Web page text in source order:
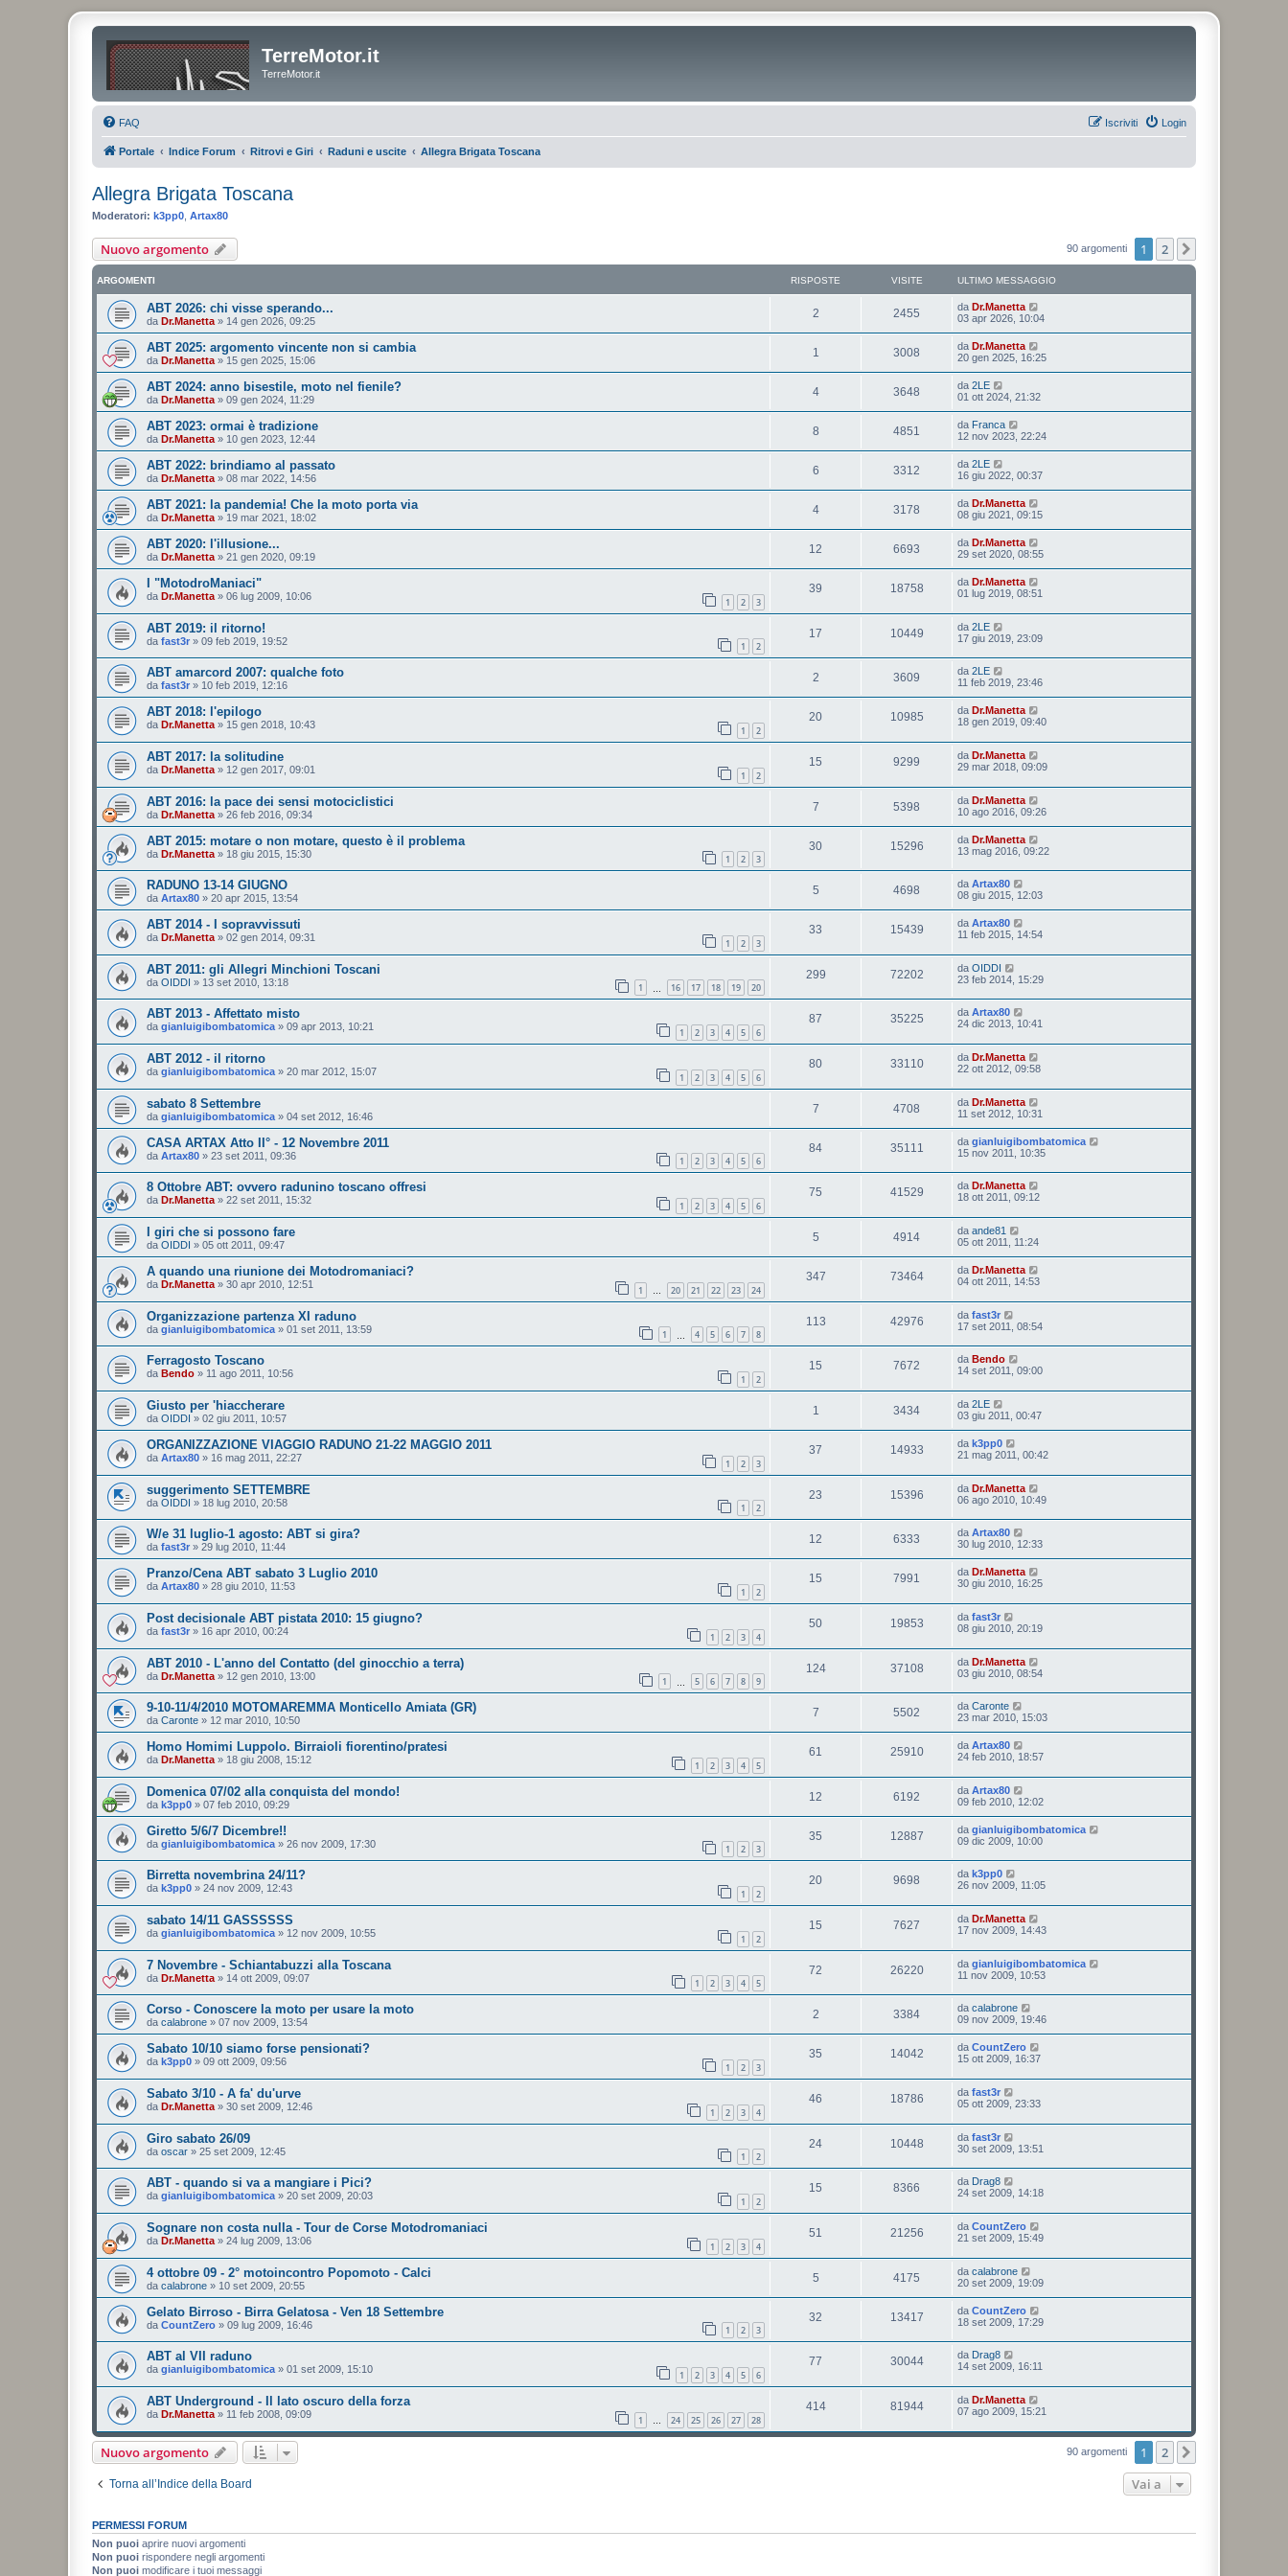
TerreMotor.it
TerreMotor.it
FAQ Login
Iscriviti
Portale Indice Forum Ritrovi e Giri Raduni e uscite Allegra Brigata Toscana
Allegra Brigata Toscana
Moderatori: k3pp0 Artax80
Nuovo argomento 90 argomenti 1 2
ARGOMENTI RISPOSTE VISITE ULTIMO MESSAGGIO
ABT 2026: chi visse sperando...
da Dr.Manetta » 14 gen 2026, 09:25
2 2455 da Dr.Manetta
03 apr 2026, 10:04
ABT 2025: argomento vincente non si cambia
da Dr.Manetta » 15 gen 2025, 15:06
1 3008 da Dr.Manetta
20 gen 2025, 16:25
ABT 2024: anno bisestile, moto nel fienile?
da Dr.Manetta » 09 gen 2024, 11:29
4 3648 da 2LE
01 ott 2024, 21:32
ABT 2023: ormai è tradizione
da Dr.Manetta » 10 gen 2023, 12:44
8 4851 da Franca
12 nov 2023, 22:24
ABT 2022: brindiamo al passato
da Dr.Manetta » 08 mar 2022, 14:56
6 3312 da 2LE
16 giu 2022, 00:37
ABT 2021: la pandemia! Che la moto porta via
da Dr.Manetta » 19 mar 2021, 18:02
4 3178 da Dr.Manetta
08 giu 2021, 09:15
ABT 2020: l'illusione...
da Dr.Manetta » 21 gen 2020, 09:19
12 6693 da Dr.Manetta
29 set 2020, 08:55
I "MotodroManiaci"
da Dr.Manetta » 06 lug 2009, 10:06 1 2 3
39 18758 da Dr.Manetta
01 lug 2019, 08:51
ABT 2019: il ritorno!
da fast3r » 09 feb 2019, 19:52 1 2
17 10449 da 2LE
17 giu 2019, 23:09
ABT amarcord 2007: qualche foto
da fast3r » 10 feb 2019, 12:16
2 3609 da 2LE
11 feb 2019, 23:46
ABT 2018: l'epilogo
da Dr.Manetta » 15 gen 2018, 10:43 1 2
20 10985 da Dr.Manetta
18 gen 2019, 09:40
ABT 2017: la solitudine
da Dr.Manetta » 12 gen 2017, 09:01 1 2
15 9299 da Dr.Manetta
29 mar 2018, 09:09
ABT 2016: la pace dei sensi motociclistici
da Dr.Manetta » 26 feb 2016, 09:34
7 5398 da Dr.Manetta
10 ago 2016, 09:26
ABT 2015: motare o non motare, questo è il problema
da Dr.Manetta » 18 giu 2015, 15:30 1 2 3
30 15296 da Dr.Manetta
13 mag 2016, 09:22
RADUNO 13-14 GIUGNO
da Artax80 » 20 apr 2015, 13:54
5 4698 da Artax80
08 giu 2015, 12:03
ABT 2014 - I sopravvissuti
da Dr.Manetta » 02 gen 2014, 09:31 1 2 3
33 15439 da Artax80
11 feb 2015, 14:54
ABT 2011: gli Allegri Minchioni Toscani
da OIDDI » 13 set 2010, 13:18 1 16 17 18 19 20
299 72202 da OIDDI
23 feb 2014, 15:29
ABT 2013 - Affettato misto
da gianluigibombatomica» 09 apr 2013, 10:21 1 2 3 4 5 6
87 35225 da Artax80
24 dic 2013, 10:41
ABT 2012 - il ritorno
da gianluigibombatomica » 20 mar 2012, 15:07 1 2 3 4 5 6
80 33110 da Dr.Manetta
22 ott 2012, 09:58
sabato 8 Settembre
da gianluigibombatomica » 04 set 2012, 16:46
7 4708 da Dr.Manetta
11 set 2012, 10:31
CASA ARTAX Atto II° - 12 Novembre 2011
da Artax80 » 23 set 2011, 09:36 1 2 3 4 5 6
84 35111 da gianluigibombatomica
15 nov 2011, 10:35
8 Ottobre ABT: ovvero radunino toscano offresi
da Dr.Manetta» 22 set 2011, 15:32 1 2 3 4 5 6
75 41529 da Dr.Manetta
18 ott 2011, 09:12
I giri che si possono fare
da OIDDI » 05 ott 2011, 09:47
5 4914 da ande81
05 ott 2011, 11:24
A quando una riunione dei Motodromaniaci?
da Dr.Manetta » 30 apr 2010, 12:51 1 … 20 21 22 23 24
347 73464 da Dr.Manetta
04 ott 2011, 14:53
Organizzazione partenza XI raduno
da gianluigibombatomica » 01 set 2011, 13:59 1 4 5 6 7 8
113 42976 da fast3r
17 set 2011, 08:54
Ferragosto Toscano
da Bendo » 11 ago 2011, 10:56 1 2
15 7672 da Bendo
14 set 2011, 09:00
Giusto per 'hiaccherare
da OIDDI » 02 giu 2011, 10:57
1 3434 da 2LE
03 giu 2011, 00:47
ORGANIZZAZIONE VIAGGIO RADUNO 21-22 MAGGIO 2011
da Artax80 » 16 mag 2011, 22:27 1 2 3
37 14933 da k3pp0
21 mag 2011, 00:42
suggerimento SETTEMBRE
da OIDDI » 18 lug 2010, 20:58 1 2
23 15396 da Dr.Manetta
06 ago 2010, 10:49
W/e 31 luglio-1 agosto: ABT si gira?
da fast3r » 29 lug 2010, 11:44
12 6333 da Artax80
30 lug 2010, 12:33
Pranzo/Cena ABT sabato 3 Luglio 2010
da Artax80 » 28 giu 2010, 11:53 1 2
15 7991 da Dr.Manetta
30 giu 2010, 16:25
Post decisionale ABT pistata 2010: 15 giugno?
da fast3r » 16 apr 2010, 00:24 1 2 3 4
50 19853 da fast3r
08 giu 2010, 20:19
ABT 2010 - L'anno del Contatto (del ginocchio a terra)
da Dr.Manetta » 12 gen 2010, 13:00 1 5 6 7 8 9
124 37108 da Dr.Manetta
03 giu 2010, 08:54
9-10-11/4/2010 MOTOMAREMMA Monticello Amiata (GR)
da Caronte » 12 mar 2010, 10:50
7 5502 da Caronte
23 mar 2010, 15:03
Homo Homimi Luppolo. Birraioli fiorentino/pratesi
da Dr.Manetta » 18 giu 2008, 15:12 1 2 3 4 5
61 25910 da Artax80
24 feb 2010, 18:57
Domenica 07/02 alla conquista del mondo!
da k3pp0 » 07 feb 2010, 09:29
12 6192 da Artax80
09 feb 2010, 12:02
Giretto 5/6/7 Dicembre!!
da gianluigibombatomica » 26 nov 2009, 17:30 1 2 3
35 12887 da gianluigibombatomica
09 dic 2009, 10:00
Birretta novembrina 24/11?
da k3pp0 » 24 nov 2009, 12:43 1 2
20 9698 da k3pp0
26 nov 2009, 11:05
sabato 14/11 GASSSSSS
da gianluigibombatomica » 12 nov 2009, 10:55 1 2
15 7627 da Dr.Manetta
17 nov 2009, 14:43
7 Novembre - Schiantabuzzi alla Toscana
da Dr.Manetta » 14 ott 2009, 09:07 1 2 3 4 5
72 26220 da gianluigibombatomica
11 nov 2009, 10:53
Corso - Conoscere la moto per usare la moto
da calabrone » 07 nov 2009, 13:54
2 3384 da calabrone
09 nov 2009, 19:46
Sabato 10/10 siamo forse pensionati?
da k3pp0 » 09 ott 2009, 09:56 1 2 3
35 14042 da CountZero
15 ott 2009, 16:37
Sabato 3/10 - A fa' du'urve
da Dr.Manetta » 30 set 2009, 12:46 1 2 3 4
46 18786 da fast3r
05 ott 2009, 23:33
Giro sabato 26/09
da oscar » 25 set 2009, 12:45 1 2
24 10448 da fast3r
30 set 2009, 13:51
ABT - quando si va a mangiare i Pici?
da gianluigibombatomica » 20 set 2009, 20:03 1 2
15 8366 da Drag8
24 set 2009, 14:18
Sognare non costa nulla - Tour de Corse Motodromaniaci
da Dr.Manetta » 24 lug 2009, 13:06 1 2 3 4
51 21256 da CountZero
21 set 2009, 15:49
4 ottobre 09 - 2° motoincontro Popomoto - Calci
da calabrone » 10 set 2009, 20:55
5 4175 da calabrone
20 set 2009, 19:09
Gelato Birroso - Birra Gelatosa - Ven 18 Settembre
da CountZero » 09 lug 2009, 16:46 1 2 3
32 13417 da CountZero
18 set 2009, 17:29
ABT al VII raduno
da gianluigibombatomica » 01 set 2009, 15:10 1 2 3 4 5 6
77 30044 da Drag8
14 set 2009, 16:11
ABT Underground - Il lato oscuro della forza
da Dr.Manetta » 11 feb 2008, 09:09 1 24 25 26 27 28
414 81944 da Dr.Manetta
07 ago 2009, 15:21
Nuovo argomento 90 argomenti 1 2
Torna all’Indice della Board Vai a
PERMESSI FORUM
Non puoi aprire nuovi argomenti
Non puoi rispondere negli argomenti
Non puoi modificare i tuoi messaggi